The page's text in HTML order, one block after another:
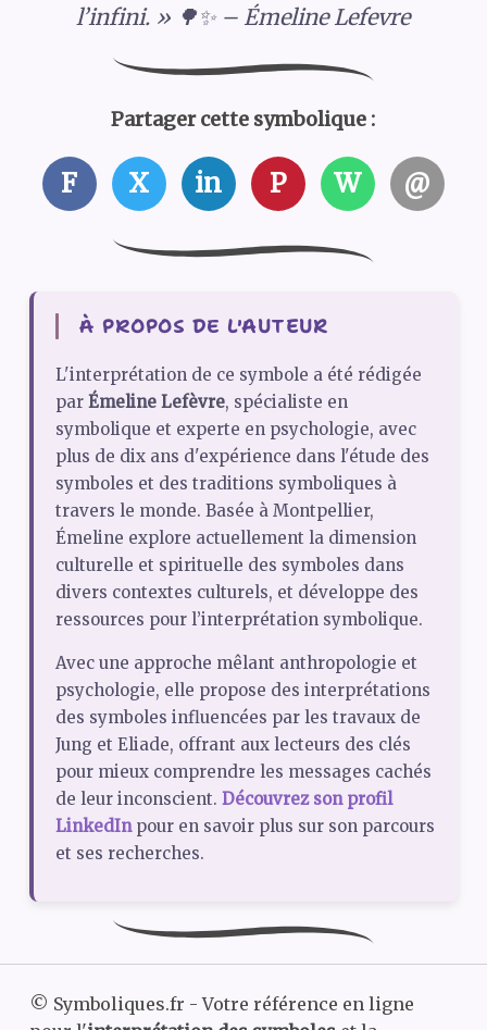
l’infini. » 🌳✨ – Émeline Lefevre
Partager cette symbolique :
F X in P W @
À PROPOS DE L'AUTEUR
L'interprétation de ce symbole a été rédigée
par Émeline Lefèvre, spécialiste en
symbolique et experte en psychologie, avec
plus de dix ans d'expérience dans l'étude des
symboles et des traditions symboliques à
travers le monde. Basée à Montpellier,
Émeline explore actuellement la dimension
culturelle et spirituelle des symboles dans
divers contextes culturels, et développe des
ressources pour l’interprétation symbolique.
Avec une approche mêlant anthropologie et
psychologie, elle propose des interprétations
des symboles influencées par les travaux de
Jung et Eliade, offrant aux lecteurs des clés
pour mieux comprendre les messages cachés
de leur inconscient. Découvrez son profil
LinkedInpour en savoir plus sur son parcours
et ses recherches.
© Symboliques.fr - Votre référence en ligne